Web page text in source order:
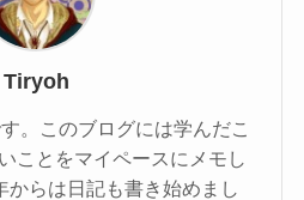
Tiryoh
。このブログには学んだこ
ことをマイペースにメモし
からは日記も書き始めまし